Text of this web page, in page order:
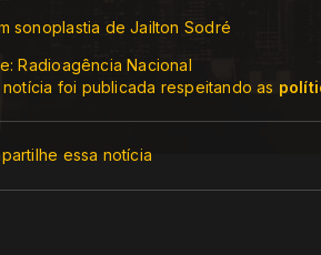
sonoplastia de Jailton Sodré
Radioagência Nacional
notícia foi publicada respeitando as
essa notícia